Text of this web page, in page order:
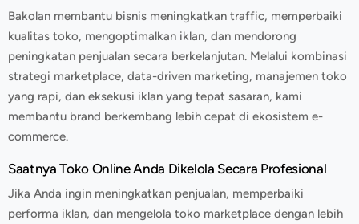
Bakolan membantu bisnis meningkatkan traffic, memperbaiki
kualitas toko, mengoptimalkan iklan, dan mendorong
peningkatan penjualan secara berkelanjutan. Melalui kombinasi
strategi marketplace, data-driven marketing, manajemen toko
yang rapi, dan eksekusi iklan yang tepat sasaran, kami
membantu brand berkembang lebih cepat di ekosistem e-
commerce.
Saatnya Toko Online Anda Dikelola Secara Profesional
Jika Anda ingin meningkatkan penjualan, memperbaiki
performa iklan, dan mengelola toko marketplace dengan lebih